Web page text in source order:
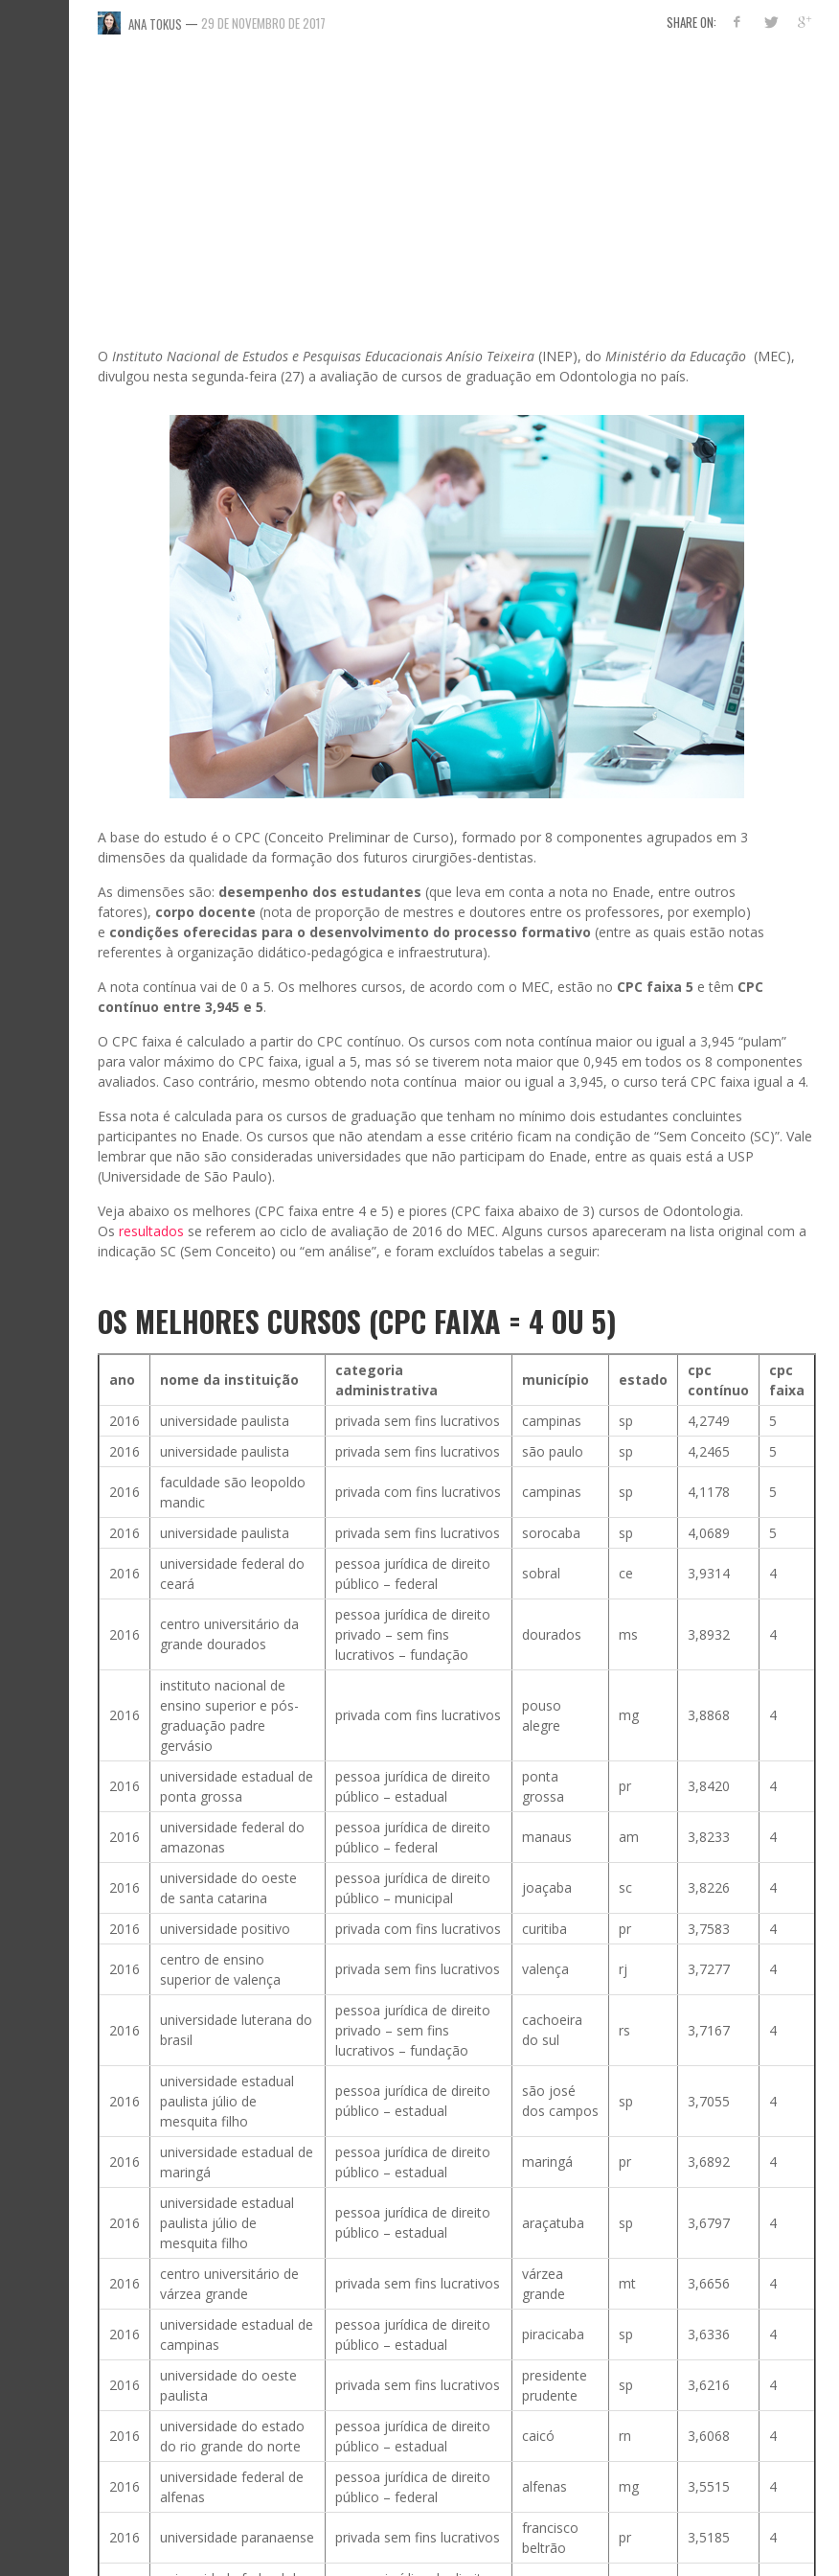
SHARE ON:
ANA TOKUS — 29 DE NOVEMBRO DE 2017
O Instituto Nacional de Estudos e Pesquisas Educacionais Anísio Teixeira (INEP), do Ministério da Educação (MEC),
divulgou nesta segunda-feira (27) a avaliação de cursos de graduação em Odontologia no país.
A base do estudo é o CPC (Conceito Preliminar de Curso), formado por 8 componentes agrupados em 3
dimensões da qualidade da formação dos futuros cirurgiões-dentistas.
As dimensões são: desempenho dos estudantes (que leva em conta a nota no Enade, entre outros
fatores), corpo docente (nota de proporção de mestres e doutores entre os professores, por exemplo)
e condições oferecidas para o desenvolvimento do processo formativo (entre as quais estão notas
referentes à organização didático-pedagógica e infraestrutura).
A nota contínua vai de 0 a 5. Os melhores cursos, de acordo com o MEC, estão no CPC faixa 5 e têm CPC
contínuo entre 3,945 e 5.
O CPC faixa é calculado a partir do CPC contínuo. Os cursos com nota contínua maior ou igual a 3,945 “pulam”
para valor máximo do CPC faixa, igual a 5, mas só se tiverem nota maior que 0,945 em todos os 8 componentes
avaliados. Caso contrário, mesmo obtendo nota contínua maior ou igual a 3,945, o curso terá CPC faixa igual a 4.
Essa nota é calculada para os cursos de graduação que tenham no mínimo dois estudantes concluintes
participantes no Enade. Os cursos que não atendam a esse critério ficam na condição de “Sem Conceito (SC)”. Vale
lembrar que não são consideradas universidades que não participam do Enade, entre as quais está a USP
(Universidade de São Paulo).
Veja abaixo os melhores (CPC faixa entre 4 e 5) e piores (CPC faixa abaixo de 3) cursos de Odontologia.
Os resultados se referem ao ciclo de avaliação de 2016 do MEC. Alguns cursos apareceram na lista original com a
indicação SC (Sem Conceito) ou “em análise”, e foram excluídos tabelas a seguir:
OS MELHORES CURSOS (CPC FAIXA = 4 OU 5)
ano nome da instituição
categoria
administrativa
município estado
cpc
contínuo
cpc
faixa
2016
universidade paulista privada sem fins lucrativos campinas sp 4,2749
5
2016
universidade paulista privada sem fins lucrativos são paulo sp 4,2465 5
2016
faculdade são leopoldo
mandic
privada com fins lucrativos campinas sp 4,1178 5
2016 universidade paulista privada sem fins lucrativos sorocaba sp 4,0689 5
2016
universidade federal do
ceará
pessoa jurídica de direito
público – federal
sobral ce 3,9314 4
2016
centro universitário da
grande dourados
pessoa jurídica de direito
privado – sem fins
lucrativos – fundação
dourados ms 3,8932 4
2016
instituto nacional de
ensino superior e pós-
graduação padre
gervásio
privada com fins lucrativos
pouso
alegre
mg 3,8868 4
2016
universidade estadual de
ponta grossa
pessoa jurídica de direito
público – estadual
ponta
grossa
pr 3,8420 4
2016
universidade federal do
amazonas
pessoa jurídica de direito
público – federal
manaus am 3,8233 4
2016
universidade do oeste
de santa catarina
pessoa jurídica de direito
público – municipal
joaçaba sc 3,8226 4
2016 universidade positivo privada com fins lucrativos curitiba pr 3,7583 4
2016
centro de ensino
superior de valença
privada sem fins lucrativos valença rj 3,7277 4
2016
universidade luterana do
brasil
pessoa jurídica de direito
privado – sem fins
lucrativos – fundação
cachoeira
do sul
rs 3,7167 4
2016
universidade estadual
paulista júlio de
mesquita filho
pessoa jurídica de direito
público – estadual
são josé
dos campos
sp 3,7055 4
2016
universidade estadual de
maringá
pessoa jurídica de direito
público – estadual
maringá pr 3,6892 4
2016
universidade estadual
paulista júlio de
mesquita filho
pessoa jurídica de direito
público – estadual
araçatuba sp 3,6797 4
2016
centro universitário de
várzea grande
privada sem fins lucrativos
várzea
grande
mt 3,6656 4
2016
universidade estadual de
campinas
pessoa jurídica de direito
público – estadual
piracicaba sp 3,6336 4
2016
universidade do oeste
paulista
privada sem fins lucrativos
presidente
prudente
sp 3,6216 4
2016
universidade do estado
do rio grande do norte
pessoa jurídica de direito
público – estadual
caicó rn 3,6068 4
2016
universidade federal de
alfenas
pessoa jurídica de direito
público – federal
alfenas mg 3,5515 4
2016 universidade paranaense privada sem fins lucrativos
francisco
beltrão
pr 3,5185 4